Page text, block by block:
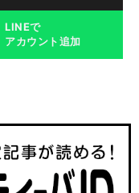
LINEで
アカウント追加